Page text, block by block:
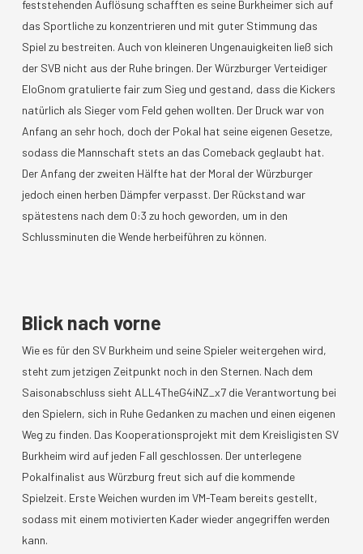
feststehenden Auflösung schafften es seine Burkheimer sich auf
das Sportliche zu konzentrieren und mit guter Stimmung das
Spiel zu bestreiten. Auch von kleineren Ungenauigkeiten ließ sich
der SVB nicht aus der Ruhe bringen. Der Würzburger Verteidiger
EloGnom gratulierte fair zum Sieg und gestand, dass die Kickers
natürlich als Sieger vom Feld gehen wollten. Der Druck war von
Anfang an sehr hoch, doch der Pokal hat seine eigenen Gesetze,
sodass die Mannschaft stets an das Comeback geglaubt hat.
Der Anfang der zweiten Hälfte hat der Moral der Würzburger
jedoch einen herben Dämpfer verpasst. Der Rückstand war
spätestens nach dem 0:3 zu hoch geworden, um in den
Schlussminuten die Wende herbeiführen zu können.
Blick nach vorne
Wie es für den SV Burkheim und seine Spieler weitergehen wird,
steht zum jetzigen Zeitpunkt noch in den Sternen. Nach dem
Saisonabschluss sieht ALL4TheG4iNZ_x7 die Verantwortung bei
den Spielern, sich in Ruhe Gedanken zu machen und einen eigenen
Weg zu finden. Das Kooperationsprojekt mit dem Kreisligisten SV
Burkheim wird auf jeden Fall geschlossen. Der unterlegene
Pokalfinalist aus Würzburg freut sich auf die kommende
Spielzeit. Erste Weichen wurden im VM-Team bereits gestellt,
sodass mit einem motivierten Kader wieder angegriffen werden
kann.